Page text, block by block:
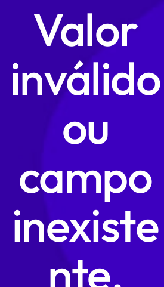
Valor
inválido
ou
campo
inexiste
nte.